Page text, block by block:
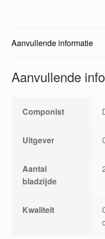
Aanvullende informatie
Aanvullende
Componist
Uitgever
Aantal
bladzijde
Kwaliteit